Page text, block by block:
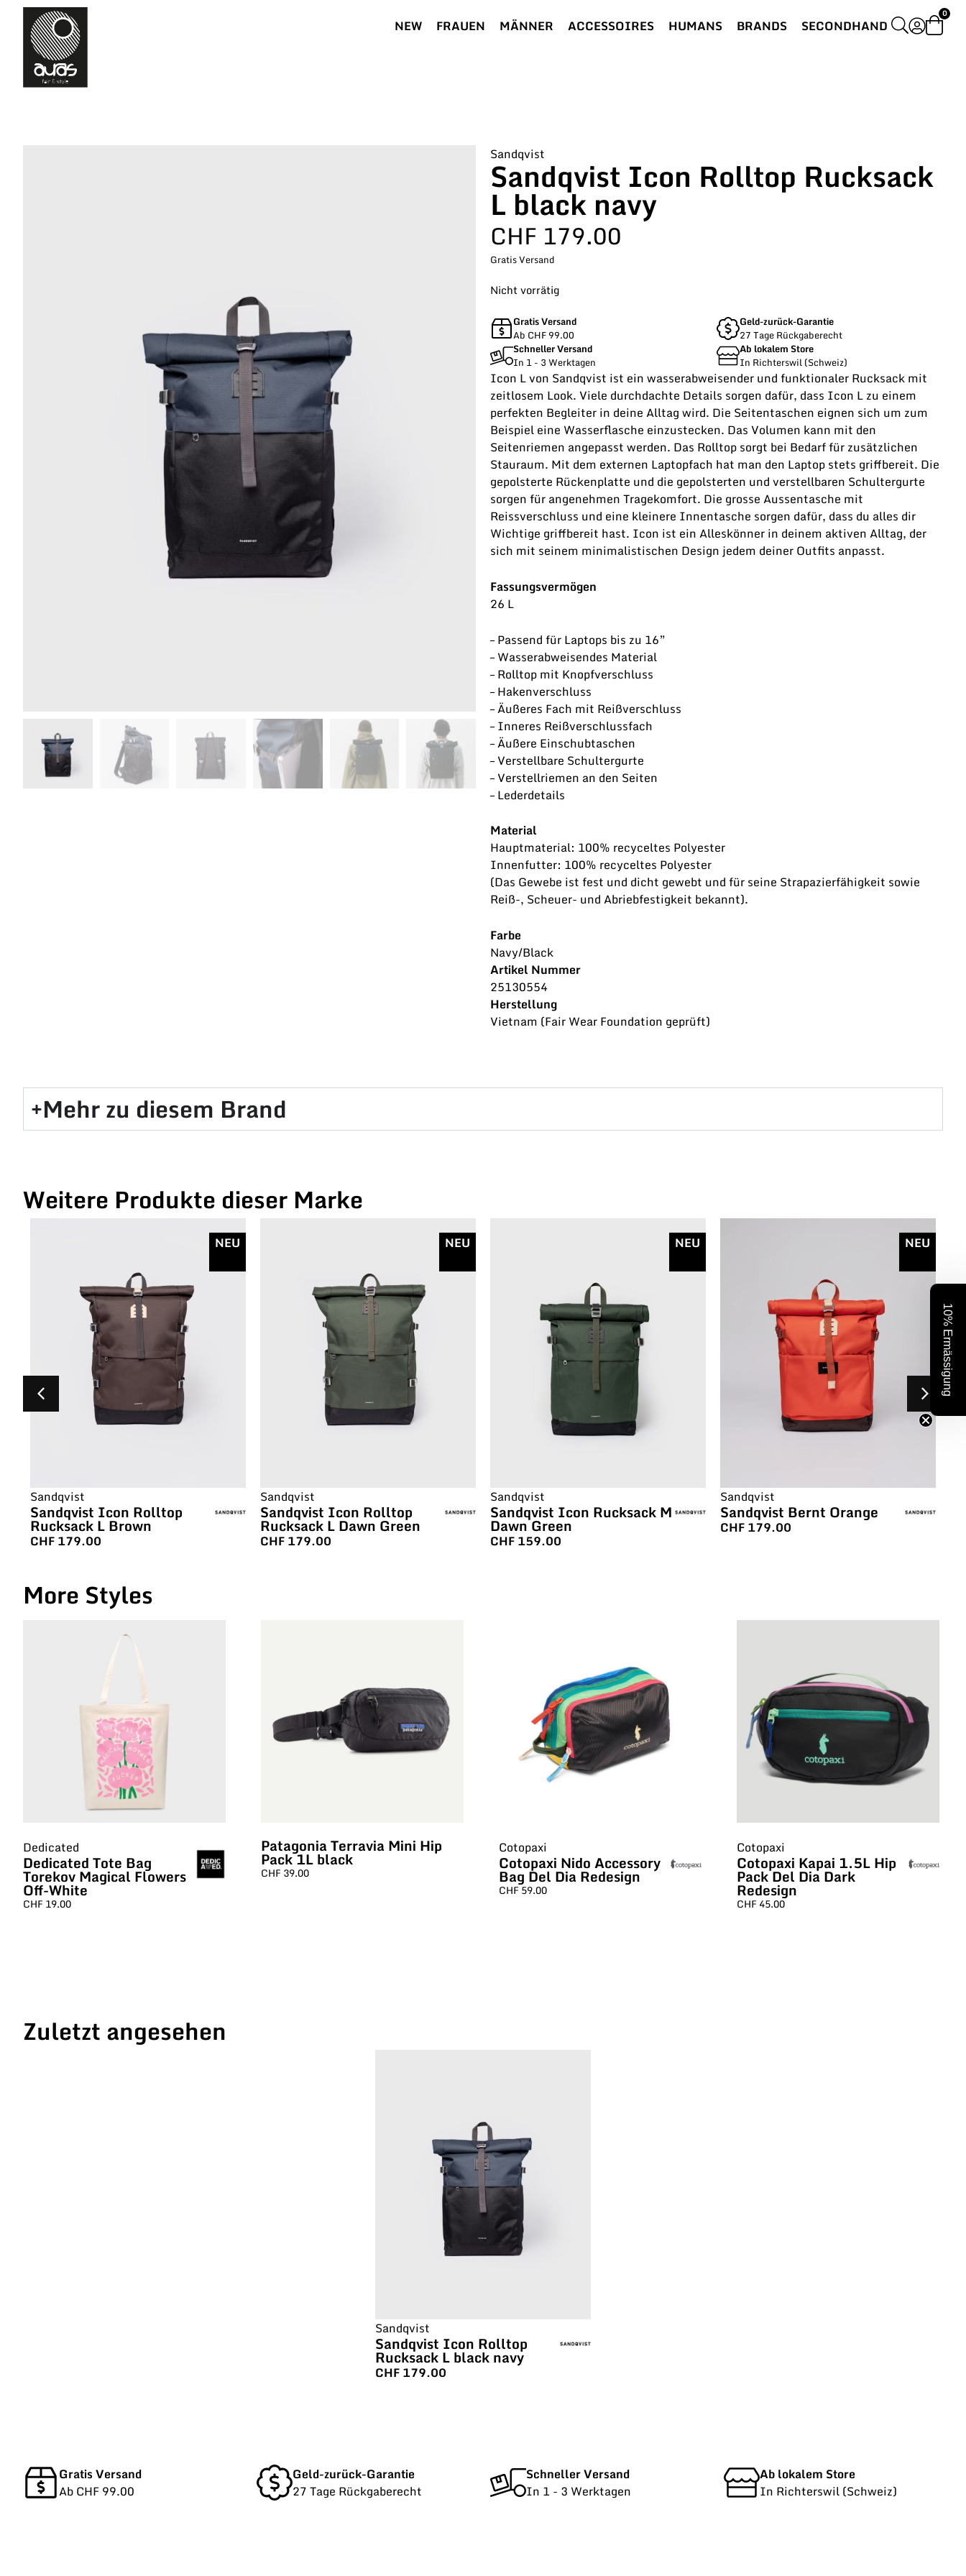
NEW FRAUEN MÄNNER ACCESSOIRES HUMANS BRANDS SECONDHAND
0
Sandqvist
Sandqvist Icon Rolltop Rucksack
L black navy
CHF 179.00
Gratis Versand
Nicht vorrätig
Gratis Versand
Ab CHF 99.00
Geld-zurück-Garantie
27 Tage Rückgaberecht
Schneller Versand
In 1 - 3 Werktagen
Ab lokalem Store
In Richterswil (Schweiz)
Icon L von Sandqvist ist ein wasserabweisender und funktionaler Rucksack mit
zeitlosem Look. Viele durchdachte Details sorgen dafür, dass Icon L zu einem
perfekten Begleiter in deine Alltag wird. Die Seitentaschen eignen sich um zum
Beispiel eine Wasserflasche einzustecken. Das Volumen kann mit den
Seitenriemen angepasst werden. Das Rolltop sorgt bei Bedarf für zusätzlichen
Stauraum. Mit dem externen Laptopfach hat man den Laptop stets griffbereit. Die
gepolsterte Rückenplatte und die gepolsterten und verstellbaren Schultergurte
sorgen für angenehmen Tragekomfort. Die grosse Aussentasche mit
Reissverschluss und eine kleinere Innentasche sorgen dafür, dass du alles dir
Wichtige griffbereit hast. Icon ist ein Alleskönner in deinem aktiven Alltag, der
sich mit seinem minimalistischen Design jedem deiner Outfits anpasst.
Fassungsvermögen
26 L
– Passend für Laptops bis zu 16”
– Wasserabweisendes Material
– Rolltop mit Knopfverschluss
– Hakenverschluss
– Äußeres Fach mit Reißverschluss
– Inneres Reißverschlussfach
– Äußere Einschubtaschen
– Verstellbare Schultergurte
– Verstellriemen an den Seiten
– Lederdetails
Material
Hauptmaterial: 100% recyceltes Polyester
Innenfutter: 100% recyceltes Polyester
(Das Gewebe ist fest und dicht gewebt und für seine Strapazierfähigkeit sowie
Reiß-, Scheuer- und Abriebfestigkeit bekannt).
Farbe
Navy/Black
Artikel Nummer
25130554
Herstellung
Vietnam (Fair Wear Foundation geprüft)
Mehr zu diesem Brand​
Weitere Produkte dieser Marke
NEU
Sandqvist
Sandqvist Icon Rolltop
Rucksack L Brown
CHF179.00
NEU
Sandqvist
Sandqvist Icon Rolltop
Rucksack L Dawn Green
CHF179.00
NEU
Sandqvist
Sandqvist Icon Rucksack M
Dawn Green
CHF159.00
NEU
Sandqvist
Sandqvist Bernt Orange
CHF179.00
More Styles
Dedicated
Dedicated Tote Bag
Torekov Magical Flowers
Off-White
CHF 19.00
Patagonia Terravia Mini Hip
Pack 1L black
CHF 39.00
Cotopaxi
Cotopaxi Nido Accessory
Bag Del Dia Redesign
CHF 59.00
Cotopaxi
Cotopaxi Kapai 1.5L Hip
Pack Del Dia Dark
Redesign
CHF 45.00
Zuletzt angesehen
Sandqvist
Sandqvist Icon Rolltop
Rucksack L black navy
CHF179.00
Gratis Versand
Ab CHF 99.00
Geld-zurück-Garantie
27 Tage Rückgaberecht
Schneller Versand
In 1 - 3 Werktagen
Ab lokalem Store
In Richterswil (Schweiz)
10% Ermässigung